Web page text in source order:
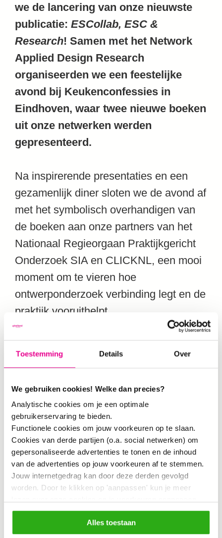
Toestemming Details Over
We gebruiken cookies! Welke dan precies?
Analytische cookies om je een optimale
gebruikerservaring te bieden.
Functionele cookies om jouw voorkeuren op te slaan.
Cookies van derde partijen (o.a. social netwerken) om
gepersonaliseerde advertenties te tonen en de inhoud
van de advertenties op jouw voorkeuren af te stemmen.
Jouw internetgedrag kan door deze derden gevolgd
worden. Door te klikken op 'aanpassen' kun je meer
Door op 'Alles toestaan' te klikken, ga je akkoord met het
gebruik van alle cookies zoals omschreven in
ons cookiebeleid.
Alles toestaan
we de lancering van onze nieuwste
publicatie:ESCollab, ESC &
Research! Samen met het Network
Applied Design Research
organiseerden we een feestelijke
avond bij Keukenconfessies in
Eindhoven, waar twee nieuwe boeken
uit onze netwerken werden
gepresenteerd.
Na inspirerende presentaties en een
gezamenlijk diner sloten we de avond af
met het symbolisch overhandigen van
de boeken aan onze partners van het
Nationaal Regieorgaan Praktijkgericht
Onderzoek SIA en CLICKNL, een mooi
moment om te vieren hoe
ontwerponderzoek verbinding legt en de
praktijk vooruithelpt.
DeESCollabsdie centraal staan in het
boek laten zien hoe ontwerpers,
partners samen werken aan complexe
transities. Zoals Caroline Hummels
(hoogleraar Design and Theory for
Transforming Practices en lid van onze
ESC Expertraad) in het voorwoord
schrijft:
“This book takes us on that journey,